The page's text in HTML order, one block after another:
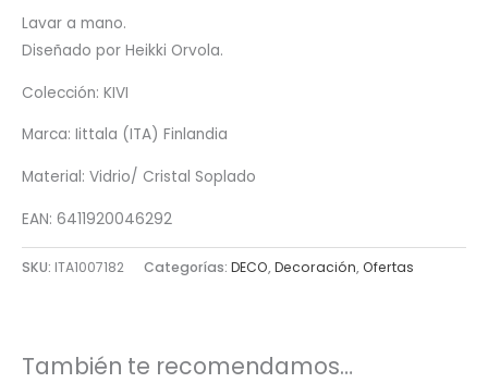
Lavar a mano.
Diseñado por Heikki Orvola.
Colección: KIVI
Marca: Iittala (ITA) Finlandia
Material: Vidrio/ Cristal Soplado
EAN: 6411920046292
SKU: ITA1007182 Categorías: DECO,Decoración,Ofertas
También te recomendamos…